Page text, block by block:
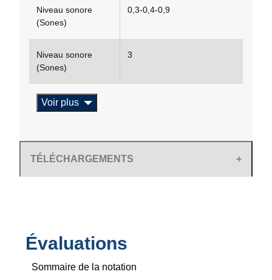
Niveau sonore
(Sones)
0,3-0,4-0,9
Niveau sonore
(Sones)
3
Voir plus
TÉLÉCHARGEMENTS